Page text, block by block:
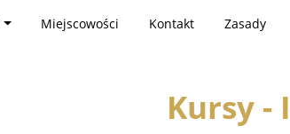
Miejscowości Kontakt Zasady
Kursy -